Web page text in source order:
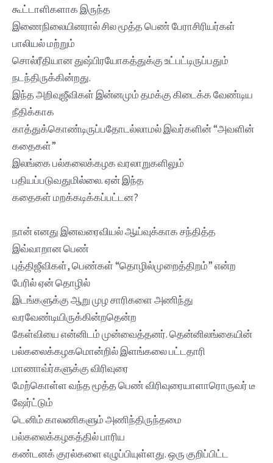
கூட்டாளிகளாக இருந்த
இணைநிலையினரால் சில மூத்த பெண் பேராசிரியர்கள்
பாலியல் மற்றும்
சொல்ரீதியான துஷ்பிரயோகத்துக்கு உட்பட்டிருப்பதும்
நடந்திருக்கின்றது.
இந்த அறிவுஜீவிகள் இன்னமும் தமக்கு கிடைக்க வேண்டிய
நீதிக்காக
காத்துக்கொண்டிருப்பதோடல்லாமல் இவர்களின் “அவளின்
கதைகள்”
இலங்கை பல்கலைக்கழக வரலாறுகளிலும்
பதியப்படுவதுமில்லை. ஏன் இந்த
கதைகள் மறக்கடிக்கப்பட்டன?
நான் எனது இனவரைவியல் ஆய்வுக்காக சந்தித்த
இவ்வாறான பெண்
புத்திஜீவிகள், பெண்கள் “தொழில்முறைத்திறம்” என்ற
பேரில் ஏன் தொழில்
இடங்களுக்கு ஆறு முழ சாரிகளை அணிந்து
வரவேண்டியிருக்கின்றதென்ற
கேள்வியை என்னிடம் முன்வைத்தனர். தென்னிலங்கையின்
பல்கலைக்கழகமொன்றில் இளங்கலை பட்டதாரி
மாணாவ்ர்களுக்கு விரிவுரை
மேற்கொள்ள வந்த மூத்த பெண் விரிவுரையாளாரொருவர் டீ
ஷேர்ட்டும்
டெனிம் காலணிகளும் அணிந்திருந்தமை
பல்கலைக்கழகத்தில் பாரிய
கண்டனக் குரல்களை எழுப்பியுள்ளது. ஒரு குறிப்பிட்ட